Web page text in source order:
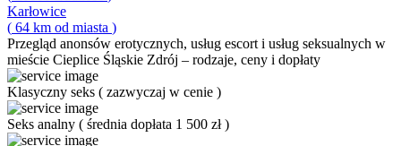
Karłowice
( 64 km od miasta )
Przegląd anonsów erotycznych, usług escort i usług seksualnych w
mieście Cieplice Śląskie Zdrój – rodzaje, ceny i dopłaty
Klasyczny seks ( zazwyczaj w cenie )
Seks analny ( średnia dopłata 1 500 zł)